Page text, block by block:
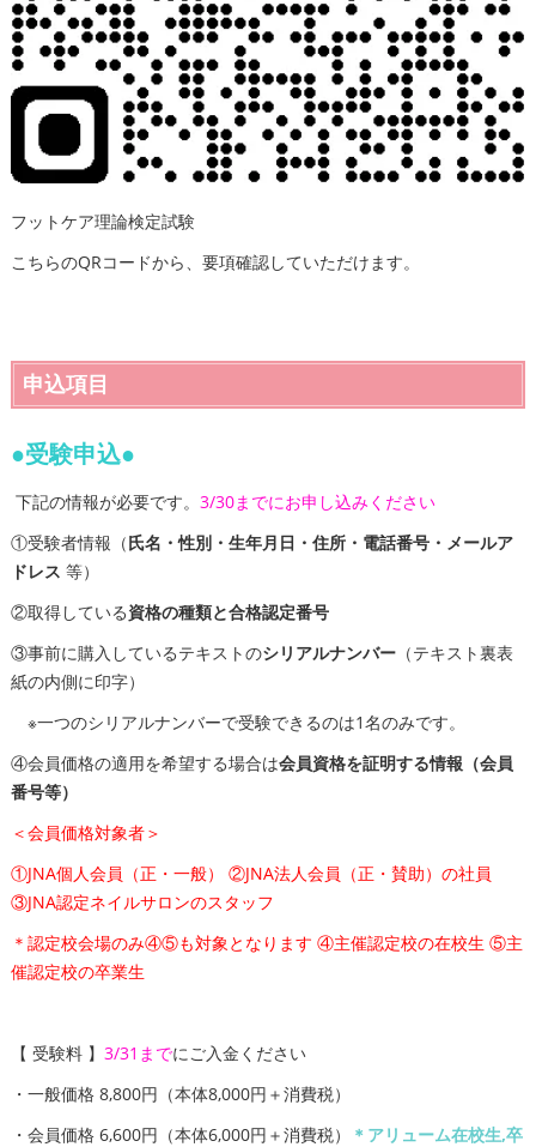
フットケア理論検定試験
こちらのQRコードから、要項確認していただけます。
申込項目
●受験申込●
下記の情報が必要です。 3/30までにお申し込みください
①受験者情報（氏名・性別・生年月日・住所・電話番号・メールア
ドレス 等）
②取得している資格の種類と合格認定番号
③事前に購入しているテキストのシリアルナンバー（テキスト裏表
紙の内側に印字）
※一つのシリアルナンバーで受験できるのは1名のみです。
④会員価格の適用を希望する場合は会員資格を証明する情報（会員
番号等）
＜会員価格対象者＞
①JNA個人会員（正・一般） ②JNA法人会員（正・賛助）の社員
③JNA認定ネイルサロンのスタッフ
＊認定校会場のみ④⑤も対象となります ④主催認定校の在校生 ⑤主
催認定校の卒業生
【 受験料 】 3/31までにご入金ください
・一般価格 8,800円（本体8,000円＋消費税）
・会員価格 6,600円（本体6,000円＋消費税）
＊アリューム在校生,卒